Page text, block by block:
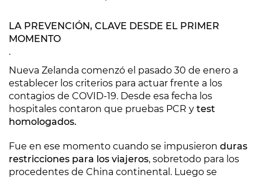
LA PREVENCIÓN, CLAVE DESDE EL PRIMER
MOMENTO
.
Nueva Zelanda comenzó el pasado 30 de enero a
establecer los criterios para actuar frente a los
contagios de COVID-19. Desde esa fecha los
hospitales contaron que pruebas PCR y test
homologados.
Fue en ese momento cuando se impusieron duras
restricciones para los viajeros, sobretodo para los
procedentes de China continental. Luego se